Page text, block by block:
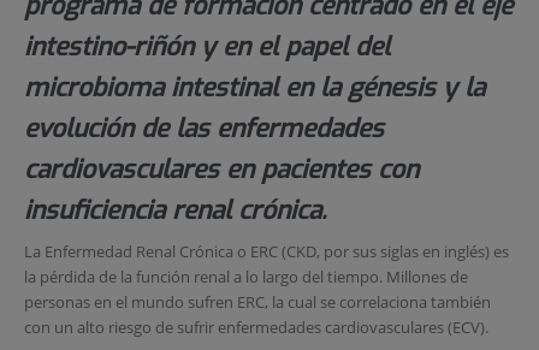
intestino-riñón y en el papel del
microbioma intestinal en la génesis y la
evolución de las enfermedades
cardiovasculares en pacientes con
insuficiencia renal crónica.
La Enfermedad Renal Crónica o ERC (CKD, por sus siglas en inglés) es
la pérdida de la función renal a lo largo del tiempo. Millones de
personas en el mundo sufren ERC, la cual se correlaciona también
con un alto riesgo de sufrir enfermedades cardiovasculares (ECV).